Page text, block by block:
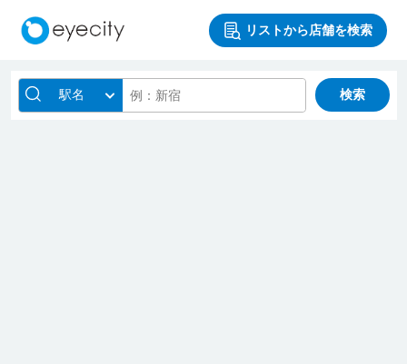
リストから店舗を検索
駅名 検索